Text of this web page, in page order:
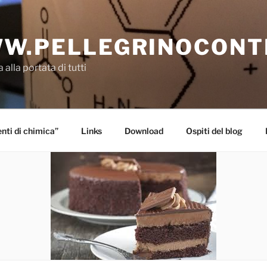
alla portata di tutti
di chimica” Links Download Ospiti del blog